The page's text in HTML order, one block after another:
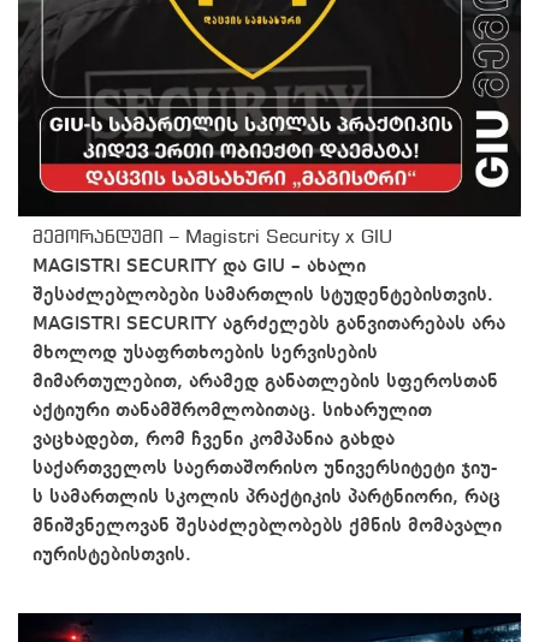
მემორანდუმი – Magistri Security x GIU
MAGISTRI SECURITY და GIU – ახალი
შესაძლებლობები სამართლის სტუდენტებისთვის.
MAGISTRI SECURITY აგრძელებს განვითარებას არა
მხოლოდ უსაფრთხოების სერვისების
მიმართულებით, არამედ განათლების სფეროსთან
აქტიური თანამშრომლობითაც. სიხარულით
ვაცხადებთ, რომ ჩვენი კომპანია გახდა
საქართველოს საერთაშორისო უნივერსიტეტი ჯიუ-
ს სამართლის სკოლის პრაქტიკის პარტნიორი, რაც
მნიშვნელოვან შესაძლებლობებს ქმნის მომავალი
იურისტებისთვის.